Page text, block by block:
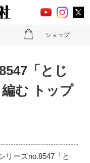
ショップ
「とじ
む トップ
リーズno.8547「と